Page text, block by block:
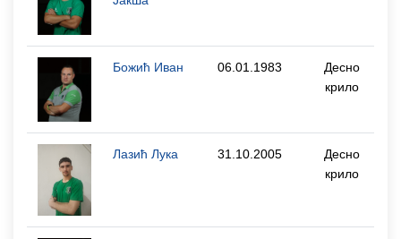
Божић Иван 06.01.1983
Десно
крило
Лазић Лука 31.10.2005
Десно
крило